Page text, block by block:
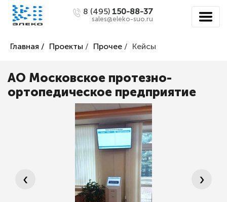
8 (495) 150-88-37
sales@eleko-suo.ru
Главная / Проекты / Прочее / Кейсы
АО Московское протезно-
ортопедическое предприятие
‹ ›